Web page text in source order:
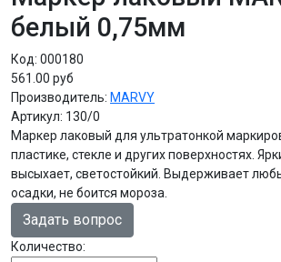
белый 0,75мм
Код: 000180
561.00 руб
Производитель: MARVY
Артикул: 130/0
Маркер лаковый для ультратонкой
пластике, стекле и других поверхностях.
высыхает, светостойкий. Выдерживает
осадки, не боится мороза.
Задать вопрос
Количество: